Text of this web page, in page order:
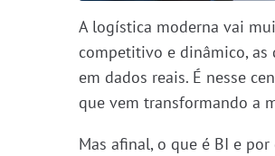
A logística moderna vai
competitivo e dinâmico, as
em dados reais. É nesse
que vem transformando a
Mas afinal, o que é BI e